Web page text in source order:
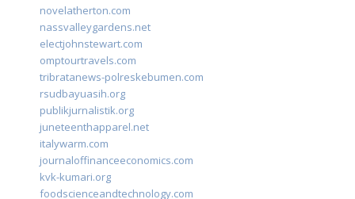
novelatherton.com
nassvalleygardens.net
electjohnstewart.com
omptourtravels.com
tribratanews-polreskebumen.com
rsudbayuasih.org
publikjurnalistik.org
juneteenthapparel.net
italywarm.com
journaloffinanceeconomics.com
kvk-kumari.org
foodscienceandtechnology.com